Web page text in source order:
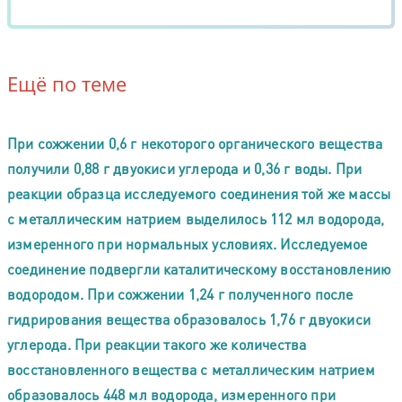
Ещё по теме
При сожжении 0,6 г некоторого органического вещества
получили 0,88 г двуокиси углерода и 0,36 г воды. При
реакции образца исследуемого соединения той же массы
с металлическим натрием выделилось 112 мл водорода,
измеренного при нормальных условиях. Исследуемое
соединение подвергли каталитическому восстановлению
водородом. При сожжении 1,24 г полученного после
гидрирования вещества образовалось 1,76 г двуокиси
углерода. При реакции такого же количества
восстановленного вещества с металлическим натрием
образовалось 448 мл водорода, измеренного при